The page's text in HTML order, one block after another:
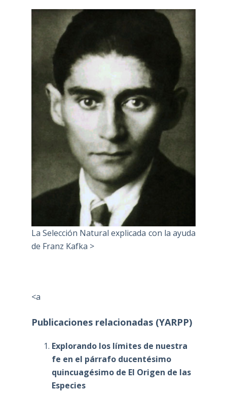
La Selección Natural explicada con la ayuda
de Franz Kafka >
<a
Publicaciones relacionadas (YARPP)
Explorando los límites de nuestra
fe en el párrafo ducentésimo
quincuagésimo de El Origen de las
Especies